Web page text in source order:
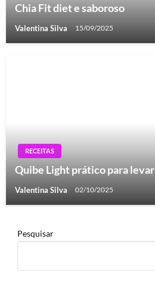
Chia Fit diet e saboroso
Valentina Silva 15/09/2025
RECEITAS
Quibe Light prático para levar
Valentina Silva 02/10/2025
Pesquisar